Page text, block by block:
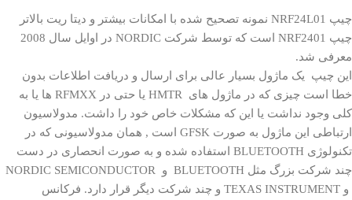
چیپ NRF24L01 نمونه تصحیح شده با امکانات بیشتر و دیتا ریت بالاتر
چیپ NRF2401 است که توسط شرکت NORDIC در اوایل سال 2008
معرفی شد.
این چیپ یک ماژول بسیار عالی برای ارسال و دریافت اطلاعات بدون
خطا است چیزی که در ماژول های HMTR یا حتی در RFMXX ها یا به
کلی وجود نداشت یا این که مشکلات خاص خود را داشت. مدولاسیون
ارتباطی این ماژول به صورت GFSK است , همان مدولاسیونی که در
تکنولوژی BLUETOOTH استفاده شده و به صورت انحصاری در دست
و TEXAS INSTRUMENT و چند شرکت دیگر قرار دارد. فرکانس